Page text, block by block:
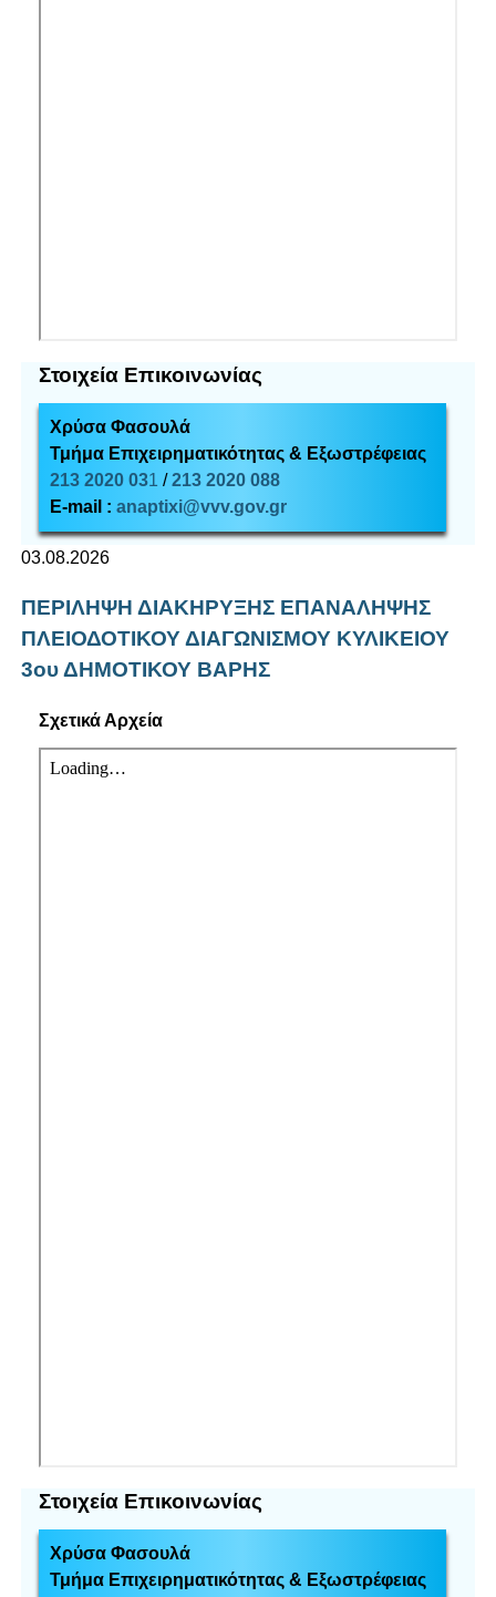
Στοιχεία Επικοινωνίας
Χρύσα Φασουλά
Τμήμα Επιχειρηματικότητας & Εξωστρέφειας
213 2020 031 /213 2020 088
E-mail : anaptixi@vvv.gov.gr
03.08.2026
ΠΕΡΙΛΗΨΗ ΔΙΑΚΗΡΥΞΗΣ ΕΠΑΝΑΛΗΨΗΣ
ΠΛΕΙΟΔΟΤΙΚΟΥ ΔΙΑΓΩΝΙΣΜΟΥ ΚΥΛΙΚΕΙΟΥ
3ου ΔΗΜΟΤΙΚΟΥ ΒΑΡΗΣ
Σχετικά Αρχεία
Στοιχεία Επικοινωνίας
Χρύσα Φασουλά
Τμήμα Επιχειρηματικότητας & Εξωστρέφειας